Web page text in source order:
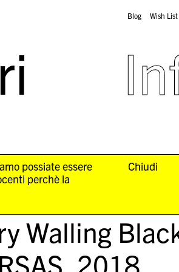
Blog Wish List
possiate essere
perchè la
Chiudi
Walling
, 2018